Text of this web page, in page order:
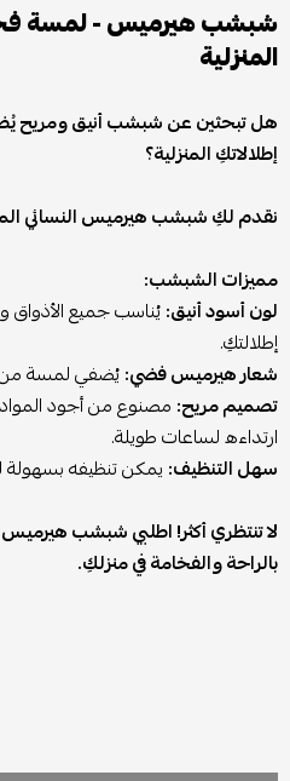
شبشب هيرميس - لمسة
المنزلية
هل تبحثين عن شبشب أنيق ومريح
إطلالاتكِ المنزلية؟
نقدم لكِ شبشب هيرميس النسائي
مميزات الشبشب:
لون أسود أنيق:يُناسب جميع
إطلالتكِ.
شعار هيرميس فضي:يُضفي لمسة من
تصميم مريح: مصنوع من أجود
ارتداءه لساعات طويلة.
سهل التنظيف: يمكن تنظيفه بسهولة
لا تنتظري أكثر! اطلبي شبشب
بالراحة والفخامة في منزلكِ.